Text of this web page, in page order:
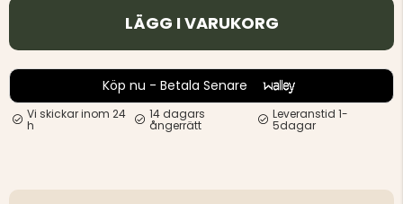
LÄGG I VARUKORG
Köp nu - Betala Senare
Vi skickar inom 24
h
14 dagars
ångerrätt
Leveranstid 1-
5dagar